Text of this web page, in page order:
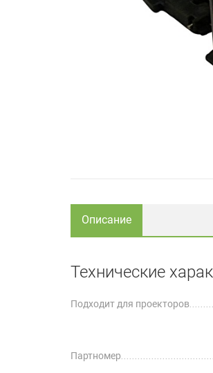
Описание
Технические
Подходит для проекторов
Партномер